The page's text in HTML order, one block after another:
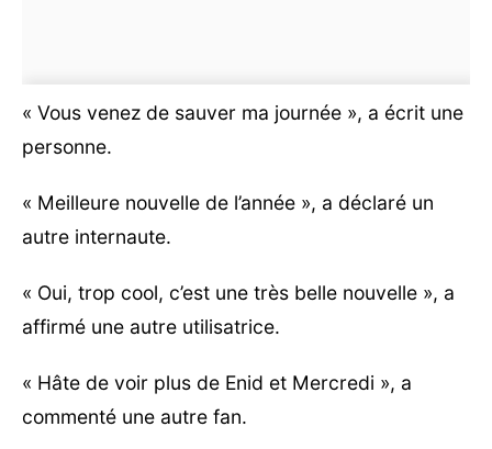
« Vous venez de sauver ma journée », a écrit une
personne.
« Meilleure nouvelle de l’année », a déclaré un
autre internaute.
« Oui, trop cool, c’est une très belle nouvelle », a
affirmé une autre utilisatrice.
« Hâte de voir plus de Enid et Mercredi », a
commenté une autre fan.